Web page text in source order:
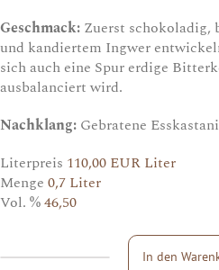
Geschmack: Zuerst schokoladig,
und kandiertem Ingwer
sich auch eine Spur erdige
ausbalanciert wird.
Nachklang: Gebratene
Literpreis 110,00 EUR Liter
Menge 0,7 Liter
Vol. %46,50
Dalmore
In den